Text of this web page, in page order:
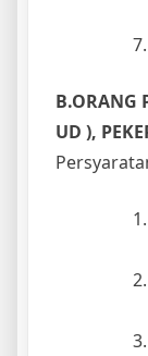
B.ORANG
UD ),